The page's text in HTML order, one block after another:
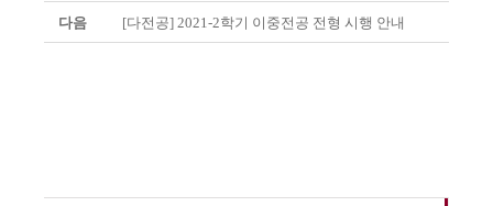
다음 [다전공] 2021-2학기 이중전공 전형 시행 안내